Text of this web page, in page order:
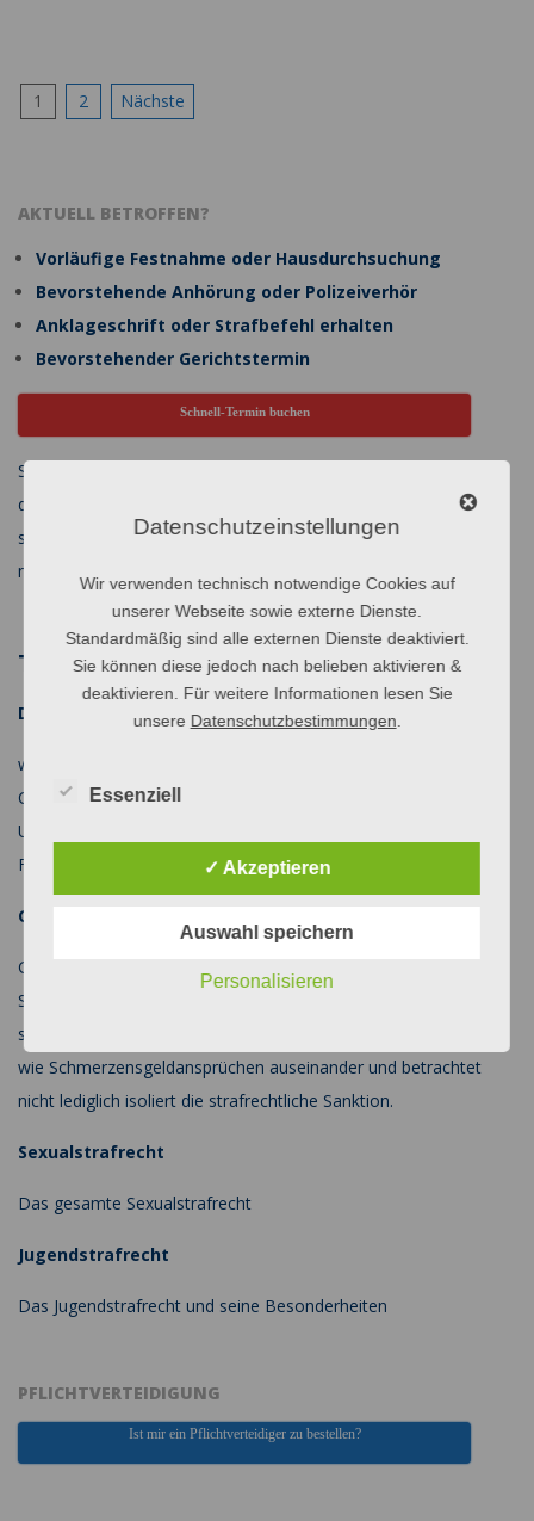
Seitennummerierung
Beiträge
1 2 Nächste
AKTUELL BETROFFEN?
Vorläufige Festnahme oder Hausdurchsuchung
Bevorstehende Anhörung oder Polizeiverhör
Anklageschrift oder Strafbefehl erhalten
Bevorstehender Gerichtstermin
Schnell-Termin buchen
Strafrechtliche Ermittlungen drängen den Beschuldigten oft in
die Enge, so dass dieser zu Kurzschlussreaktionen neigt. Leider
schaden Sie sich mit Panikreaktionen meistens jedoch nur noch
mehr!
TÄTIGKEITSBEREICHE
Das klassische Strafrecht
wie Diebstahl, Wohnungseinbruchdiebstahl, Betrug,
Computerbetrug, Raub, Erpressung, räuberischer Diebstahl,
Urkundenfälschung, Nötigung, Bedrohung, Fahren ohne
Fahrerlaubnis.
Gewaltdeikte
Gerade bei Gewaltstraftaten wird die Luft angesichts der
Strafandrohungen schnell dünn. Eine kluge Verteidigung setzt
sich auch im Vorfeld schon mit zivilrechtlichen Fragestellungen
wie Schmerzensgeldansprüchen auseinander und betrachtet
nicht lediglich isoliert die strafrechtliche Sanktion.
Sexualstrafrecht
Das gesamte Sexualstrafrecht
Jugendstrafrecht
Das Jugendstrafrecht und seine Besonderheiten
PFLICHTVERTEIDIGUNG
Ist mir ein Pflichtverteidiger zu bestellen?
Datenschutzeinstellungen
Wir verwenden technisch notwendige Cookies auf
unserer Webseite sowie externe Dienste.
Standardmäßig sind alle externen Dienste deaktiviert.
Sie können diese jedoch nach belieben aktivieren &
deaktivieren. Für weitere Informationen lesen Sie
unsere Datenschutzbestimmungen
Essenziell
✓ Akzeptieren
Auswahl speichern
Personalisieren